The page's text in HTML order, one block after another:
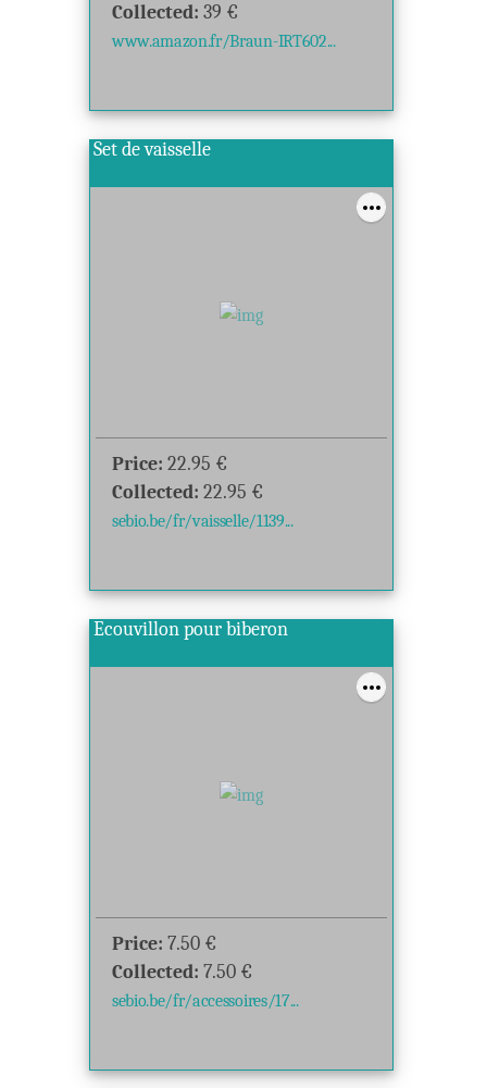
Collected: 39 €
www.amazon.fr/Braun-IRT602...
Set de vaisselle
Price: 22.95 €
Collected: 22.95 €
sebio.be/fr/vaisselle/1139...
Ecouvillon pour biberon
Price: 7.50 €
Collected: 7.50 €
sebio.be/fr/accessoires/17...